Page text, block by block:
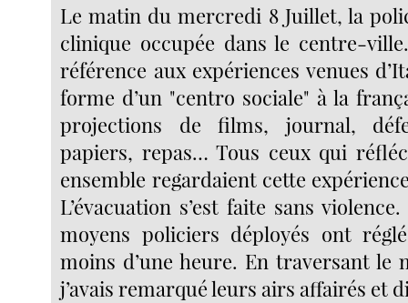
Le matin du mercredi 8 Juillet, la
clinique occupée dans le centre-
référence aux expériences venues
forme d’un "centro sociale" à la
projections de films, journal,
papiers, repas… Tous ceux qui
ensemble regardaient cette
L’évacuation s’est faite sans
moyens policiers déployés ont
moins d’une heure. En traversant le
j’avais remarqué leurs airs affairés et